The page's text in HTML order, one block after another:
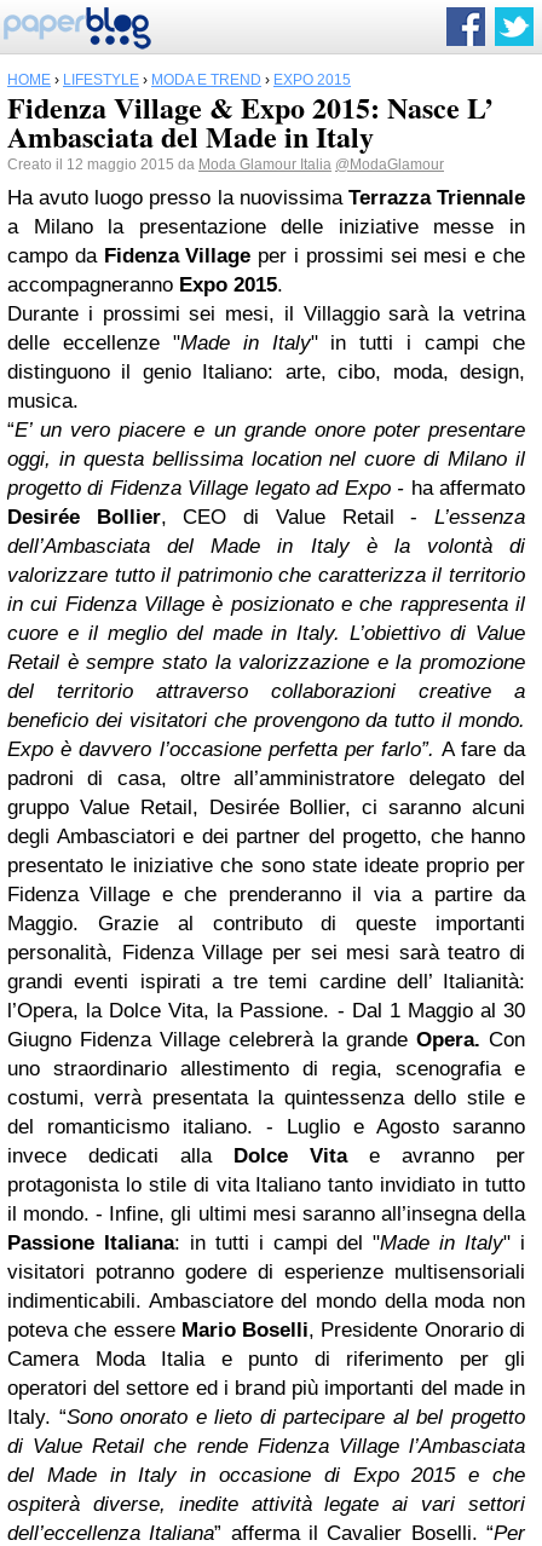
HOME › LIFESTYLE › MODA E TREND › EXPO 2015
Fidenza Village & Expo 2015: Nasce L’
Ambasciata del Made in Italy
Creato il 12 maggio 2015 da Moda Glamour Italia @ModaGlamour
Ha avuto luogo presso la nuovissima Terrazza Triennale
a Milano la presentazione delle iniziative messe in
campo da Fidenza Village per i prossimi sei mesi e che
accompagneranno Expo 2015.
Durante i prossimi sei mesi, il Villaggio sarà la vetrina
delle eccellenze "Made in Italy" in tutti i campi che
distinguono il genio Italiano: arte, cibo, moda, design,
musica.
“E’ un vero piacere e un grande onore poter presentare
oggi, in questa bellissima location nel cuore di Milano il
progetto di Fidenza Village legato ad Expo - ha affermato
Desirée Bollier, CEO di Value Retail -L’essenza
dell’Ambasciata del Made in Italy è la volontà di
valorizzare tutto il patrimonio che caratterizza il territorio
in cui Fidenza Village è posizionato e che rappresenta il
cuore e il meglio del made in Italy. L’obiettivo di Value
Retail è sempre stato la valorizzazione e la promozione
del territorio attraverso collaborazioni creative a
beneficio dei visitatori che provengono da tutto il mondo.
Expo è davvero l’occasione perfetta per farlo”. A fare da
padroni di casa, oltre all’amministratore delegato del
gruppo Value Retail, Desirée Bollier, ci saranno alcuni
degli Ambasciatori e dei partner del progetto, che hanno
presentato le iniziative che sono state ideate proprio per
Fidenza Village e che prenderanno il via a partire da
Maggio. Grazie al contributo di queste importanti
personalità, Fidenza Village per sei mesi sarà teatro di
grandi eventi ispirati a tre temi cardine dell’ Italianità:
l’Opera, la Dolce Vita, la Passione. - Dal 1 Maggio al 30
Giugno Fidenza Village celebrerà la grande Opera. Con
uno straordinario allestimento di regia, scenografia e
costumi, verrà presentata la quintessenza dello stile e
del romanticismo italiano.
- Luglio e Agosto saranno
invece dedicati alla Dolce Vita e avranno per
protagonista lo stile di vita Italiano tanto invidiato in tutto
il mondo. - Infine, gli ultimi mesi saranno all’insegna della
Passione Italiana: in tutti i campi del "Made in Italy" i
visitatori potranno godere di esperienze multisensoriali
indimenticabili. Ambasciatore del mondo della moda non
poteva che essere Mario Boselli, Presidente Onorario di
Camera Moda Italia e punto di riferimento per gli
operatori del settore ed i brand più importanti del made in
Italy. “Sono onorato e lieto di partecipare al bel progetto
di Value Retail che rende Fidenza Village l’Ambasciata
del Made in Italy in occasione di Expo 2015 e che
ospiterà diverse, inedite attività legate ai vari settori
dell’eccellenza Italiana” afferma il Cavalier Boselli. “Per